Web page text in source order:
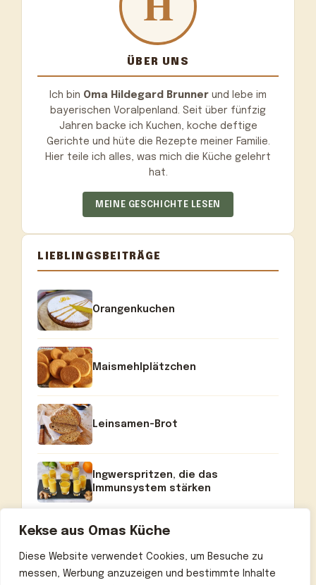
Kekse aus Omas Küche
Diese Website verwendet Cookies, um Besuche zu
messen, Werbung anzuzeigen und bestimmte Inhalte
ÜBER UNS
Ich bin Oma Hildegard Brunner und lebe im
bayerischen Voralpenland. Seit über fünfzig
Jahren backe ich Kuchen, koche deftige
Gerichte und hüte die Rezepte meiner Familie.
Hier teile ich alles, was mich die Küche gelehrt
hat.
MEINE GESCHICHTE LESEN
LIEBLINGSBEITRÄGE
Orangenkuchen
Maismehlplätzchen
Leinsamen-Brot
Ingwerspritzen, die das
Immunsystem stärken